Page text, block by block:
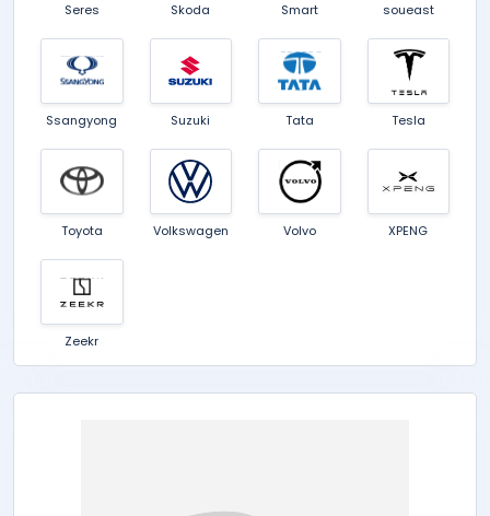
Seres Skoda Smart soueast
Ssangyong Suzuki Tata Tesla
Toyota Volkswagen Volvo XPENG
Zeekr